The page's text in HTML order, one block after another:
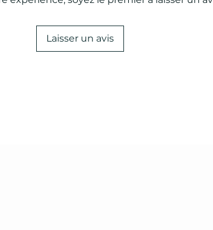
Laisser un avis